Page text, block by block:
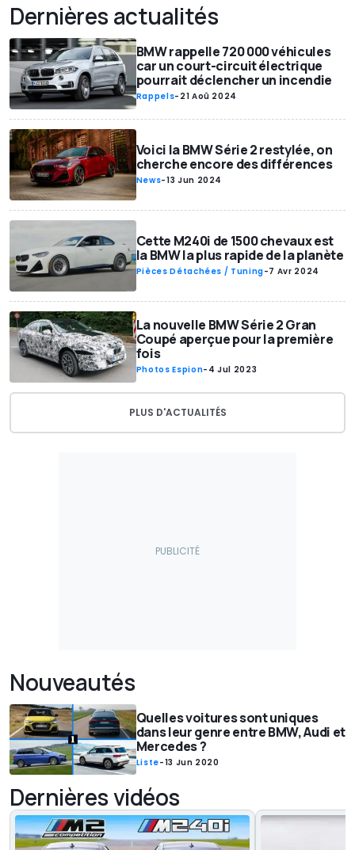
Dernières actualités
BMW rappelle 720 000 véhicules
car un court-circuit électrique
pourrait déclencher un incendie
Rappels- 21 Aoû 2024
Voici la BMW Série 2 restylée, on
cherche encore des différences
News-13 Jun 2024
Cette M240i de 1500 chevaux est
la BMW la plus rapide de la planète
Pièces Détachées / Tuning-7 Avr 2024
La nouvelle BMW Série 2 Gran
Coupé aperçue pour la première
fois
Photos Espion- 4 Jul 2023
PLUS D'ACTUALITÉS
Nouveautés
Quelles voitures sont uniques
dans leur genre entre BMW, Audi et
Mercedes ?
Liste-13 Jun 2020
Dernières vidéos